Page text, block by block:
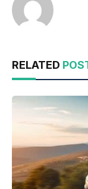
RELATED